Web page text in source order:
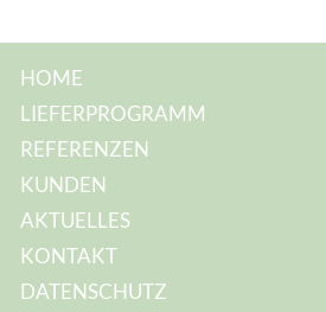
HOME
LIEFERPROGRAMM
REFERENZEN
KUNDEN
AKTUELLES
KONTAKT
DATENSCHUTZ